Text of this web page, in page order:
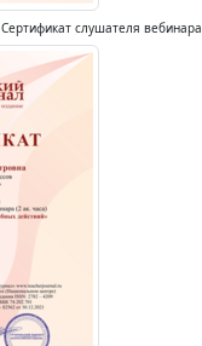
Сертификат слушателя вебинара